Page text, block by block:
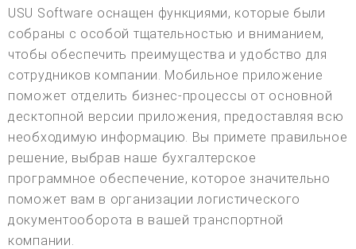
USU Software оснащен функциями, которые были
собраны с особой тщательностью и вниманием,
чтобы обеспечить преимущества и удобство для
сотрудников компании. Мобильное приложение
поможет отделить бизнес-процессы от основной
десктопной версии приложения, предоставляя всю
необходимую информацию. Вы примете правильное
решение, выбрав наше бухгалтерское
программное обеспечение, которое значительно
поможет вам в организации логистического
документооборота в вашей транспортной
компании.